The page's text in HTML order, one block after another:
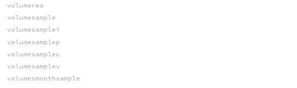
volumeres
volumesample
volumesamplei
volumesamplep
volumesampleu
volumesamplev
volumesmoothsample